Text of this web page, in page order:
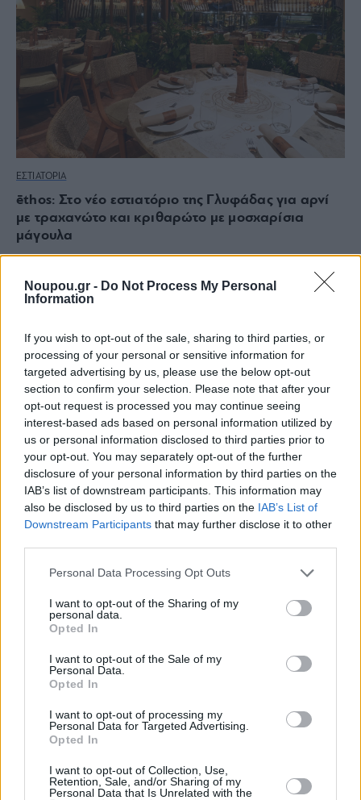
Noupou.gr - Do Not Process My Personal
Information
If you wish to opt-out of the sale, sharing to third parties, or
processing of your personal or sensitive information for
targeted advertising by us, please use the below opt-out
section to confirm your selection. Please note that after your
opt-out request is processed you may continue seeing
interest-based ads based on personal information utilized by
us or personal information disclosed to third parties prior to
your opt-out. You may separately opt-out of the further
disclosure of your personal information by third parties on the
IAB’s list of downstream participants. This information may
also be disclosed by us to third parties on the IAB’s List of
Downstream Participants that may further disclose it to other
Please note that this website/app uses one or more Google
not limited to your visit or usage behaviour. You may click to
grant or deny consent to Google and its third-party tags to
use your data for below specified purposes in below Google
consent section.
Personal Data Processing Opt Outs
I want to opt-out of the Sharing of my
personal data.
Opted In
I want to opt-out of the Sale of my
Personal Data.
Opted In
I want to opt-out of processing my
Personal Data for Targeted Advertising.
Opted In
I want to opt-out of Collection, Use,
Retention, Sale, and/or Sharing of my
Personal Data that Is Unrelated with the
ΕΣΤΙΑΤΟΡΙΑ
ēthos: Στο νέο εστιατόριο της Γλυφάδας για αρνί
με τραχανώτο και κριθαρώτο με μοσχαρίσια
μάγουλα
Οι νέες αφίξεις για φαγητό στα Νότια που